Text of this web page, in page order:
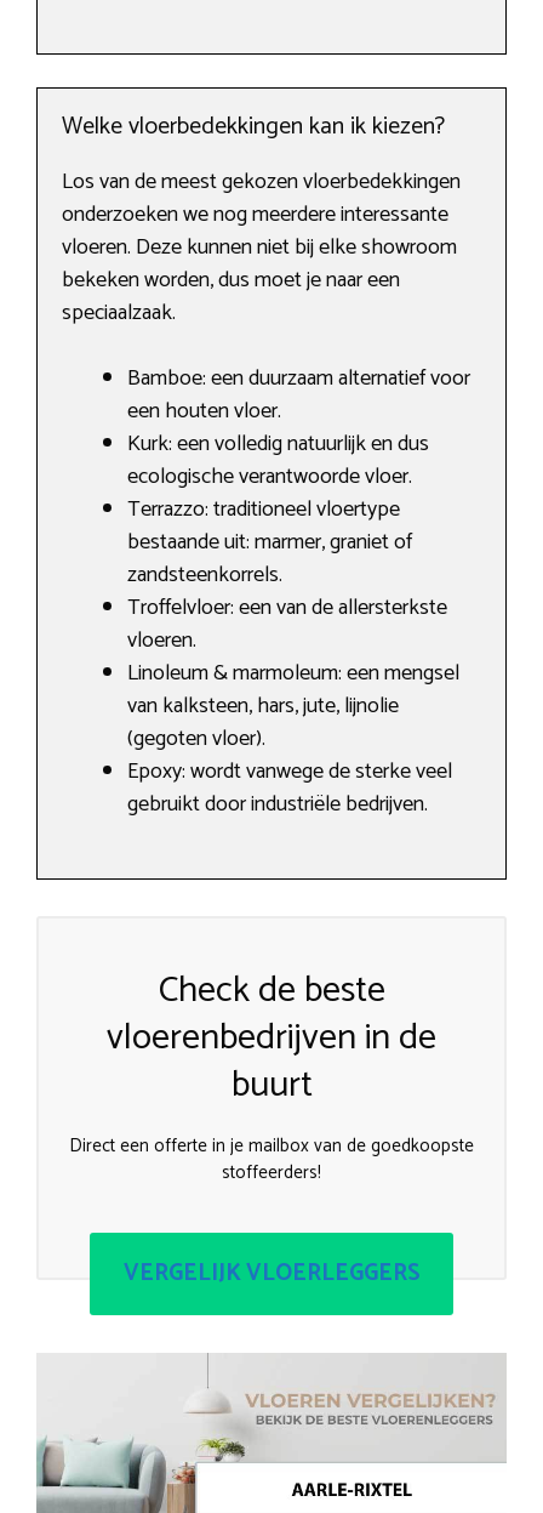
Welke vloerbedekkingen kan ik kiezen?
Los van de meest gekozen vloerbedekkingen
onderzoeken we nog meerdere interessante
vloeren. Deze kunnen niet bij elke showroom
bekeken worden, dus moet je naar een
speciaalzaak.
Bamboe: een duurzaam alternatief voor
een houten vloer.
Kurk: een volledig natuurlijk en dus
ecologische verantwoorde vloer.
Terrazzo: traditioneel vloertype
bestaande uit: marmer, graniet of
zandsteenkorrels.
Troffelvloer: een van de allersterkste
vloeren.
Linoleum & marmoleum: een mengsel
van kalksteen, hars, jute, lijnolie
(gegoten vloer).
Epoxy: wordt vanwege de sterke veel
gebruikt door industriële bedrijven.
Check de beste
vloerenbedrijven in de
buurt
Direct een offerte in je mailbox van de goedkoopste
stoffeerders!
VERGELIJK VLOERLEGGERS